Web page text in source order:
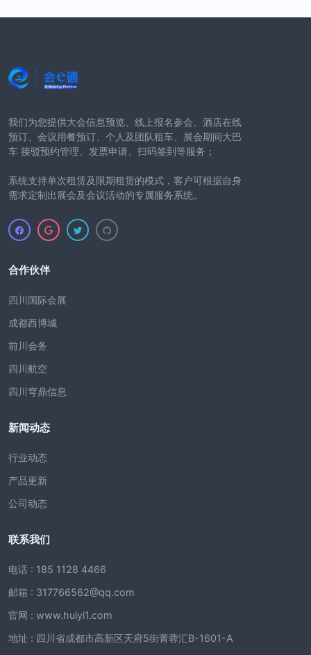
我们为您提供大会信息预览、线上报名参会、酒店在线
预订、会议用餐预订、个人及团队租车、展会期间大巴
车 接驳预约管理、发票申请、扫码签到等服务；
系统支持单次租赁及限期租赁的模式，客户可根据自身
需求定制出展会及会议活动的专属服务系统。
合作伙伴
四川国际会展
成都西博城
前川会务
四川航空
四川穹鼎信息
新闻动态
行业动态
产品更新
公司动态
联系我们
电话 : 185 1128 4466
邮箱 : 317766562@qq.com
官网 : www.huiyi1.com
地址 : 四川省成都市高新区天府5街菁蓉汇B-1601-A